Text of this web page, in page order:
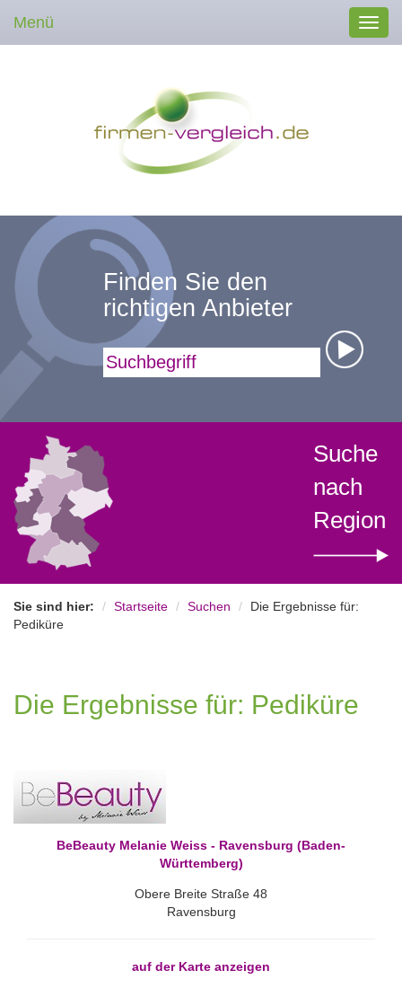
Menü
Finden Sie den
richtigen Anbieter
Suchbegriff
Suche
nach
Region
Sie sind hier: Startseite Suchen
Die Ergebnisse für:
Pediküre
Die Ergebnisse für: Pediküre
BeBeauty Melanie Weiss - Ravensburg (Baden-
Württemberg)
Obere Breite Straße 48
Ravensburg
auf der Karte anzeigen